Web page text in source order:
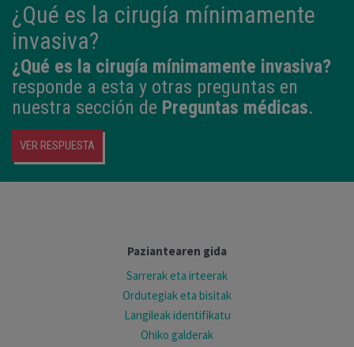
¿Qué es la cirugía mínimamente
invasiva?
¿Qué es la cirugía mínimamente invasiva?
responde a esta y otras preguntas en
nuestra sección de Preguntas médicas.
VER RESPUESTA
Paziantearen gida
Sarrerak eta irteerak
Ordutegiak eta bisitak
Langileak identifikatu
Ohiko galderak